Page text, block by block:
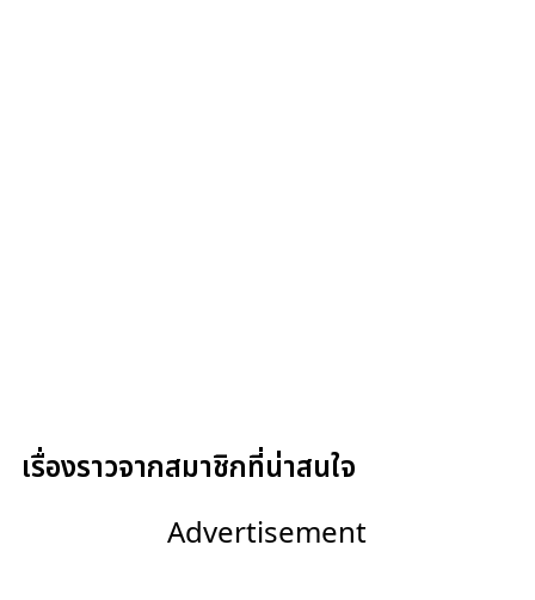
เรื่องราวจากสมาชิกที่น่าสนใจ
Advertisement